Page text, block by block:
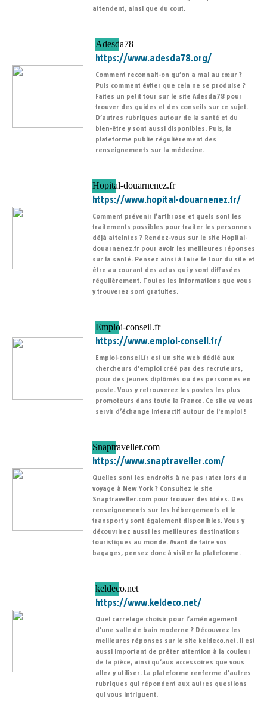
attendent, ainsi que du cout.
Adesda78
https://www.adesda78.org/
Comment reconnait-on qu’on a mal au cœur ?
Puis comment éviter que cela ne se produise ?
Faites un petit tour sur le site Adesda78 pour
trouver des guides et des conseils sur ce sujet.
D’autres rubriques autour de la santé et du
bien-être y sont aussi disponibles. Puis, la
plateforme publie régulièrement des
renseignements sur la médecine.
Hopital-douarnenez.fr
https://www.hopital-douarnenez.fr/
Comment prévenir l’arthrose et quels sont les
traitements possibles pour traiter les personnes
déjà atteintes ? Rendez-vous sur le site Hopital-
douarnenez.fr pour avoir les meilleures réponses
sur la santé. Pensez ainsi à faire le tour du site et
être au courant des actus qui y sont diffusées
régulièrement. Toutes les informations que vous
y trouverez sont gratuites.
Emploi-conseil.fr
https://www.emploi-conseil.fr/
Emploi-conseil.fr est un site web dédié aux
chercheurs d'emploi créé par des recruteurs,
pour des jeunes diplômés ou des personnes en
poste. Vous y retrouverez les postes les plus
promoteurs dans toute la France. Ce site va vous
servir d’échange interactif autour de l'emploi !
Snaptraveller.com
https://www.snaptraveller.com/
Quelles sont les endroits à ne pas rater lors du
voyage à New York ? Consultez le site
Snaptraveller.com pour trouver des idées. Des
renseignements sur les hébergements et le
transport y sont également disponibles. Vous y
découvrirez aussi les meilleures destinations
touristiques au monde. Avant de faire vos
bagages, pensez donc à visiter la plateforme.
keldeco.net
https://www.keldeco.net/
Quel carrelage choisir pour l’aménagement
d’une salle de bain moderne ? Découvrez les
meilleures réponses sur le site keldeco.net. Il est
aussi important de prêter attention à la couleur
de la pièce, ainsi qu’aux accessoires que vous
allez y utiliser. La plateforme renferme d’autres
rubriques qui répondent aux autres questions
qui vous intriguent.